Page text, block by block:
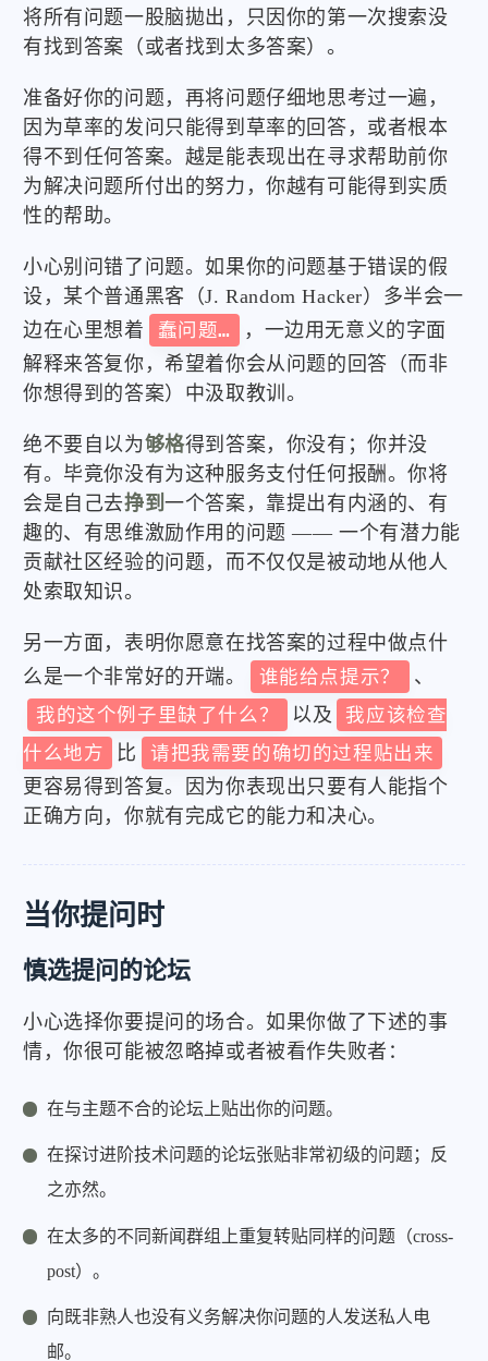
微信 支付宝
将所有问题一股脑拋出，只因你的第一次搜索没
有找到答案（或者找到太多答案）。
准备好你的问题，再将问题仔细地思考过一遍，
因为草率的发问只能得到草率的回答，或者根本
得不到任何答案。越是能表现出在寻求帮助前你
为解决问题所付出的努力，你越有可能得到实质
性的帮助。
小心别问错了问题。如果你的问题基于错误的假
设，某个普通黑客（J. Random Hacker）多半会一
边在心里想着
蠢问题…
，一边用无意义的字面
解释来答复你，希望着你会从问题的回答（而非
你想得到的答案）中汲取教训。
绝不要自以为够格得到答案，你没有；你并没
有。毕竟你没有为这种服务支付任何报酬。你将
会是自己去挣到一个答案，靠提出有内涵的、有
趣的、有思维激励作用的问题 —— 一个有潜力能
贡献社区经验的问题，而不仅仅是被动地从他人
处索取知识。
另一方面，表明你愿意在找答案的过程中做点什
么是一个非常好的开端。
谁能给点提示？
、
我的这个例子里缺了什么？
以及
我应该检查
什么地方
比
请把我需要的确切的过程贴出来
更容易得到答复。因为你表现出只要有人能指个
正确方向，你就有完成它的能力和决心。
当你提问时
慎选提问的论坛
小心选择你要提问的场合。如果你做了下述的事
情，你很可能被忽略掉或者被看作失败者：
在与主题不合的论坛上贴出你的问题。
在探讨进阶技术问题的论坛张贴非常初级的问题；反
之亦然。
在太多的不同新闻群组上重复转贴同样的问题（cross-
post）。
向既非熟人也没有义务解决你问题的人发送私人电
邮。